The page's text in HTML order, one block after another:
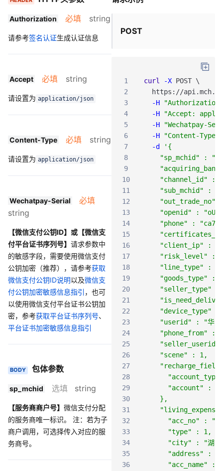
Authorization 必填 string
请参考签名认证生成认证信息
Accept 必填 string
请设置为 application/json
Content-Type 必填 string
请设置为 application/json
Wechatpay-Serial
必填
string
【微信支付公钥ID】或【微信支
付平台证书序列号】 请求参数中
的敏感字段，需要使用微信支付
公钥加密（推荐），请参考获取
微信支付公钥ID说明以及微信支
付公钥加密敏感信息指引 ，也可
以使用微信支付平台证书公钥加
密，参考获取平台证书序列号、
平台证书加密敏感信息指引
BODY 包体参数
sp_mchid 选填 string
【服务商商户号】 微信支付分配
的服务商唯一标识。 注：若为子
商户调用，可选择传入对应的服
务商号。
POST
1 curl -X POST \
2
https : //api .mch
3
-H
"Authorization:
4
-H
"Accept:
5
-H
"Wechatpay-
6
-H
"Content-
7
-d
'{
8
"sp_mchid" :
9
10
"channel_id" :
11
"sub_mchid" :
12
"out_trade_no"
13
"openid" :
14
"phone" :
15
16
"client_ip" :
17
"risk_level" :
18
    "line_type" : 1,
19
"goods_type" :
20
"seller_type" :
21
22
"device_type" :
23
"userid" : "华为
24
"phone_from" :
25
"seller_userid"
26
    "scene" : 1,
27
28
29
"account" :
30
    },
31
32
"acc_no" :
33
      "type" : 1,
34
"city" : "湖南
35
"address" : "
36
"acc_name" :